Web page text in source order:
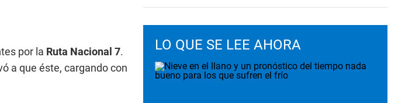
por la Ruta Nacional 7.
a que éste, cargando con
LO QUE SE LEE AHORA